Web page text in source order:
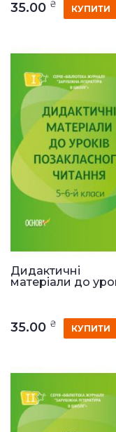
35.00 ₴ КУПИТИ
Дидактичні
матеріали до
35.00 ₴ КУПИТИ